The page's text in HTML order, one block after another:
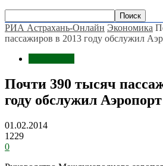
РИА Астрахань-Онлайн Экономика
пассажиров в 2013 году обслужил
Почти 390 тысяч
году обслужил
01.02.2014
1229
0